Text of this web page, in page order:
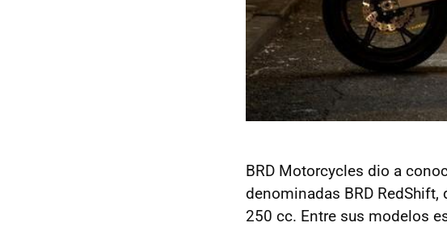
BRD Motorcycles dio a
denominadas BRD
250 cc. Entre sus modelos